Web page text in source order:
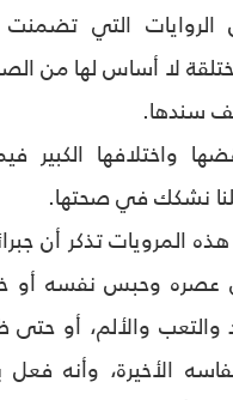
الروايات التي
لا أساس لها من
سندها.
واختلافها الكبير
نشكك في صحتها.
المرويات تذكر أن
عصره وحبس نفسه أو
والتعب والألم، أو
الأخيرة، وأنه